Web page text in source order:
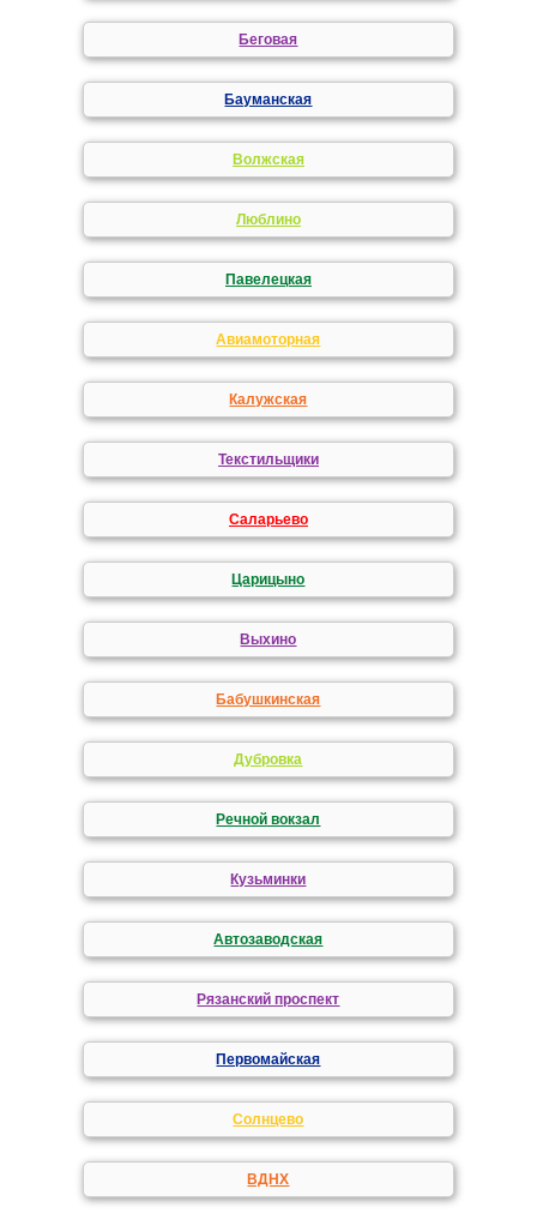
Беговая
Бауманская
Волжская
Люблино
Павелецкая
Авиамоторная
Калужская
Текстильщики
Саларьево
Царицыно
Выхино
Бабушкинская
Дубровка
Речной вокзал
Кузьминки
Автозаводская
Рязанский проспект
Первомайская
Солнцево
ВДНХ